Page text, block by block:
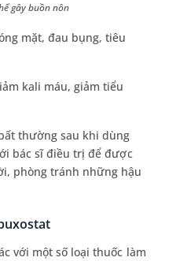
gây buồn nôn
mặt, đau bụng, tiêu
kali máu, giảm tiểu
thường sau khi dùng
bác sĩ điều trị để được
phòng tránh những hậu
với một số loại thuốc làm